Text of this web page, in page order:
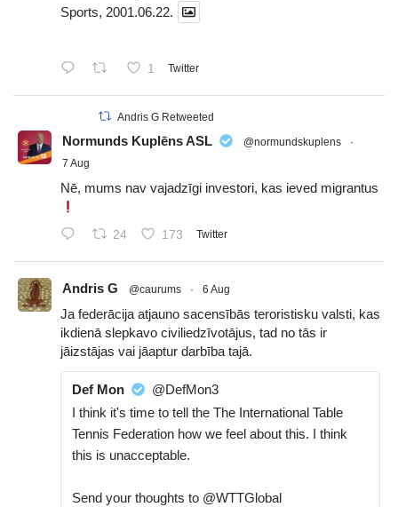
Sports, 2001.06.22.
1 Twitter
Andris G Retweeted
Normunds Kuplēns ASL @normundskuplens
·
7 Aug
Nē, mums nav vajadzīgi investori, kas ieved migrantus
24 173 Twitter
Andris G @caurums · 6 Aug
Ja federācija atjauno sacensībās teroristisku valsti, kas
ikdienā slepkavo civiliedzīvotājus, tad no tās ir
jāizstājas vai jāaptur darbība tajā.
Def Mon
@DefMon3
I think it's time to tell the The International Table
Tennis Federation how we feel about this. I think
this is unacceptable.
Send your thoughts to @WTTGlobal